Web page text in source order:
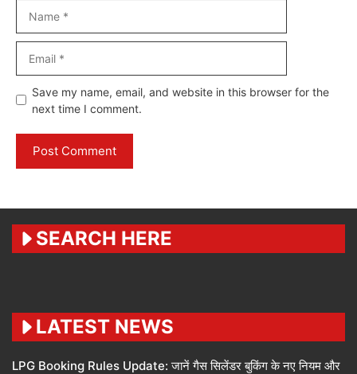
Website
Save my name, email, and website in this browser for the
next time I comment.
SEARCH HERE
LATEST NEWS
LPG Booking Rules Update: जानें गैस सिलेंडर बुकिंग के नए नियम और